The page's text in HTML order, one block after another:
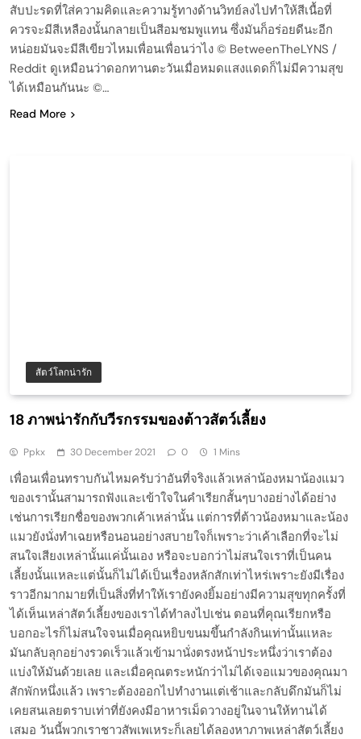
สับปะรดที่ใส่ความคิดและความรู้ทางด้านวิทย์ลงไปทำให้สีเนื้อที่
ควรจะมีสีเหลืองนั้นกลายเป็นสีอมชมพูแทน ซึ่งมันก็อร่อยดีนะอีก
หน่อยมันจะมีสีเขียวไหมเพื่อนเพื่อนว่าไง © BetweenTheLYNS /
Reddit ดูเหมือนว่าดอกทานตะวันเมื่อหมดแสงแดดก็ไม่มีความสุข
ได้เหมือนกันนะ ©…
Read More
สัตว์โลกน่ารัก
18 ภาพน่ารักกับวีรกรรมของต้าวสัตว์เลี้ยง
Ppkx 30 December 2021 0 1 Mins
เพื่อนเพื่อนทราบกันไหมครับว่าอันที่จริงแล้วเหล่าน้องหมาน้องแมว
ของเรานั้นสามารถฟังและเข้าใจในคำเรียกสั้นๆบางอย่างได้อย่าง
เช่นการเรียกชื่อของพวกเค้าเหล่านั้น แต่การที่ต้าวน้องหมาและน้อง
แมวยังนั่งทำเฉยหรือนอนอย่างสบายใจก็เพราะว่าเค้าเลือกที่จะไม่
สนใจเสียงเหล่านั้นแค่นั้นเอง หรือจะบอกว่าไม่สนใจเราที่เป็นคน
เลี้ยงนั้นแหละแต่นั้นก็ไม่ได้เป็นเรื่องหลักสักเท่าไหร่เพราะยังมีเรื่อง
ราวอีกมากมายที่เป็นสิ่งที่ทำให้เรายังคงยิ้มอย่างมีความสุขทุกครั้งที่
ได้เห็นเหล่าสัตว์เลี้ยงของเราได้ทำลงไปเช่น ตอนที่คุณเรียกหรือ
บอกอะไรก็ไม่สนใจจนเมื่อคุณหยิบขนมขึ้นกำลังกินเท่านั้นแหละ
มันกลับลุกอย่างรวดเร็วแล้วเข้ามานั่งตรงหน้าประหนึ่งว่าเราต้อง
แบ่งให้มันด้วยเลย และเมื่อคุณตระหนักว่าไม่ได้เจอแมวของคุณมา
สักพักหนึ่งแล้ว เพราะต้องออกไปทำงานแต่เช้าและกลับดึกมันก็ไม่
เคยสนเลยตราบเท่าที่ยังคงมีอาหารเม็ดวางอยู่ในจานให้ทานได้
เสมอ วันนี้พวกเราชาวสัพเพเหระก็เลยได้ลองหาภาพเหล่าสัตว์เลี้ยง